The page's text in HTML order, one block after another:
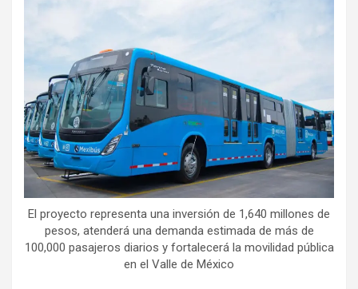
El proyecto representa una inversión de 1,640 millones de
pesos, atenderá una demanda estimada de más de
100,000 pasajeros diarios y fortalecerá la movilidad pública
en el Valle de México